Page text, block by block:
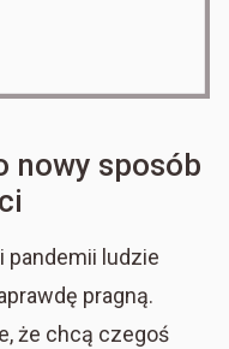
nowy sposób
pandemii ludzie
pragną.
że chcą czegoś